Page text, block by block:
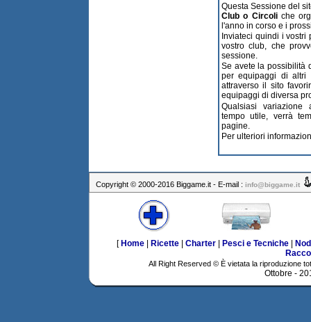
Questa Sessione del
Club o Circoliche
l'anno in corso e i
Inviateci quindi i
vostro club, che
sessione.
Se avete la possibilità
per equipaggi di altri
attraverso il sito
equipaggi di diversa
Qualsiasi variazione
tempo utile, verrà
pagine.
Per ulteriori
Copyright © 2000-2016 Biggame.it - E-mail : info@biggame.it
[ Home| Ricette| Charter| Pesci e Tecniche|
All Right Reserved © È vietata la riproduzione
Ottobre -